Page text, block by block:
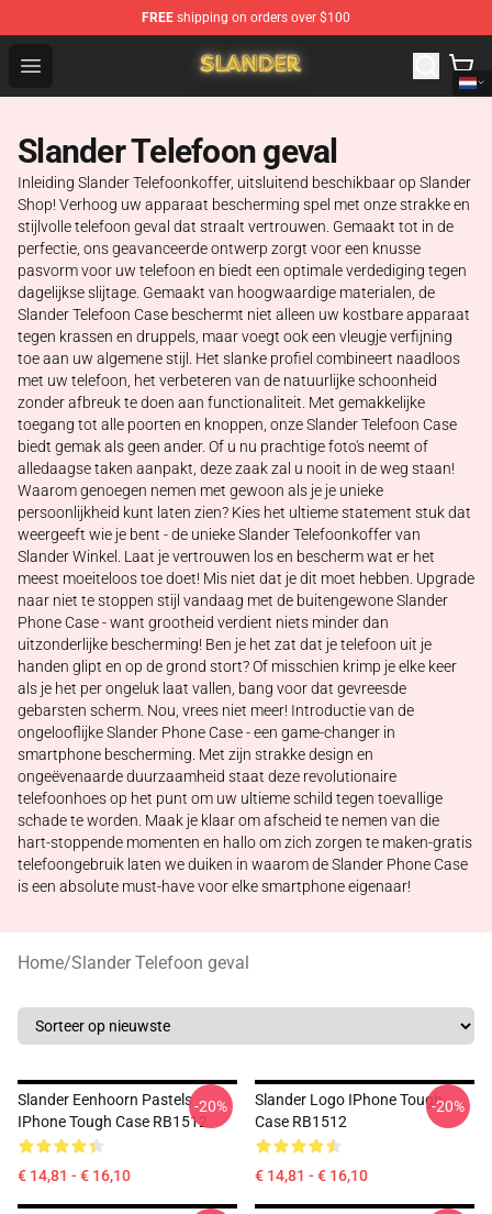
FREE shipping on orders over $100
Open menu
Slander Shop - Official Slander Merchandise Store
Slander Telefoon geval
Inleiding Slander Telefoonkoffer, uitsluitend beschikbaar op Slander
Shop! Verhoog uw apparaat bescherming spel met onze strakke en
stijlvolle telefoon geval dat straalt vertrouwen. Gemaakt tot in de
perfectie, ons geavanceerde ontwerp zorgt voor een knusse
pasvorm voor uw telefoon en biedt een optimale verdediging tegen
dagelijkse slijtage. Gemaakt van hoogwaardige materialen, de
Slander Telefoon Case beschermt niet alleen uw kostbare apparaat
tegen krassen en druppels, maar voegt ook een vleugje verfijning
toe aan uw algemene stijl. Het slanke profiel combineert naadloos
met uw telefoon, het verbeteren van de natuurlijke schoonheid
zonder afbreuk te doen aan functionaliteit. Met gemakkelijke
toegang tot alle poorten en knoppen, onze Slander Telefoon Case
biedt gemak als geen ander. Of u nu prachtige foto's neemt of
alledaagse taken aanpakt, deze zaak zal u nooit in de weg staan!
Waarom genoegen nemen met gewoon als je je unieke
persoonlijkheid kunt laten zien? Kies het ultieme statement stuk dat
weergeeft wie je bent - de unieke Slander Telefoonkoffer van
Slander Winkel. Laat je vertrouwen los en bescherm wat er het
meest moeiteloos toe doet! Mis niet dat je dit moet hebben. Upgrade
naar niet te stoppen stijl vandaag met de buitengewone Slander
Phone Case - want grootheid verdient niets minder dan
uitzonderlijke bescherming! Ben je het zat dat je telefoon uit je
handen glipt en op de grond stort? Of misschien krimp je elke keer
als je het per ongeluk laat vallen, bang voor dat gevreesde
gebarsten scherm. Nou, vrees niet meer! Introductie van de
ongelooflijke Slander Phone Case - een game-changer in
smartphone bescherming. Met zijn strakke design en
ongeëvenaarde duurzaamheid staat deze revolutionaire
telefoonhoes op het punt om uw ultieme schild tegen toevallige
schade te worden. Maak je klaar om afscheid te nemen van die
hart-stoppende momenten en hallo om zich zorgen te maken-gratis
telefoongebruik laten we duiken in waarom de Slander Phone Case
is een absolute must-have voor elke smartphone eigenaar!
Home/Slander Telefoon geval
Slander Eenhoorn Pastels
IPhone Tough Case RB1512
€ 14,81 - € 16,10
-20%
Slander Logo IPhone Tough
Case RB1512
€ 14,81 - € 16,10
-20%